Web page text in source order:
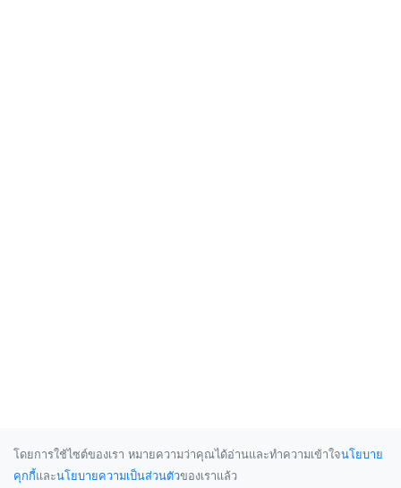
โดยการใช้ไซต์ของเรา หมายความว่าคุณได้อ่านและทำความเข้าใจนโยบาย
คุกกี้และนโยบายความเป็นส่วนตัวของเราแล้ว